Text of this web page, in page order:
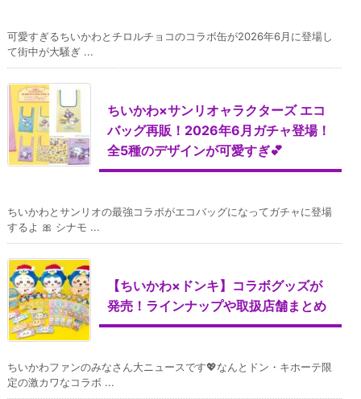
可愛すぎるちいかわとチロルチョコのコラボ缶が2026年6月に登場し
て街中が大騒ぎ ...
ちいかわ×サンリオャラクターズ エコ
バッグ再販！2026年6月ガチャ登場！
全5種のデザインが可愛すぎ💕
ちいかわとサンリオの最強コラボがエコバッグになってガチャに登場
するよ 🎀 シナモ ...
【ちいかわ×ドンキ】コラボグッズが
発売！ラインナップや取扱店舗まとめ
ちいかわファンのみなさん大ニュースです💖なんとドン・キホーテ限
定の激カワなコラボ ...